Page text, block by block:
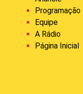
Programação
Equipe
A Rádio
Página Inicial